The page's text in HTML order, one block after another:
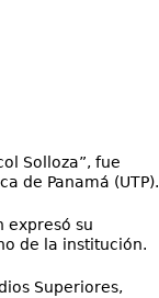
Solloza”, fue
de Panamá (UTP).
expresó su
de la institución.
Superiores,